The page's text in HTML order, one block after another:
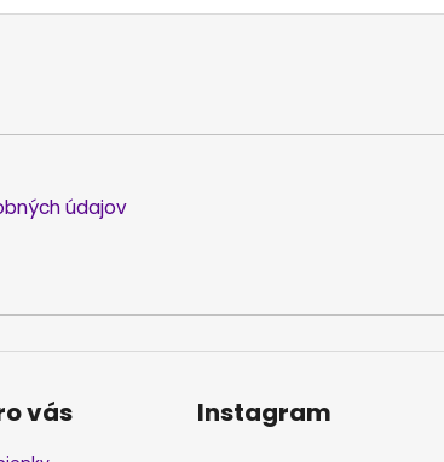
údajov
vás Instagram